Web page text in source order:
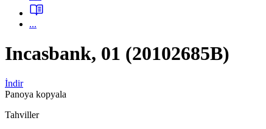
...
Incasbank, 01 (20102685B)
İndir
Panoya kopyala
Tahviller